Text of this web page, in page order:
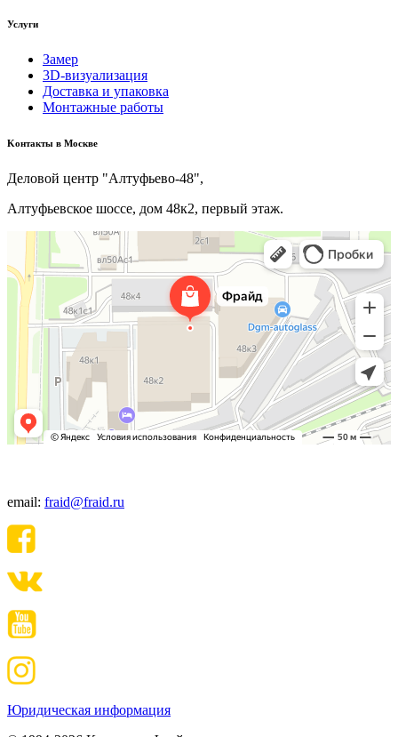
Услуги
Замер
3D-визуализация
Доставка и упаковка
Монтажные работы
Kонтакты в Москве
Деловой центр "Алтуфьево-48",
Алтуфьевское шоссе, дом 48к2, первый этаж.
email: fraid@fraid.ru
Юридическая информация